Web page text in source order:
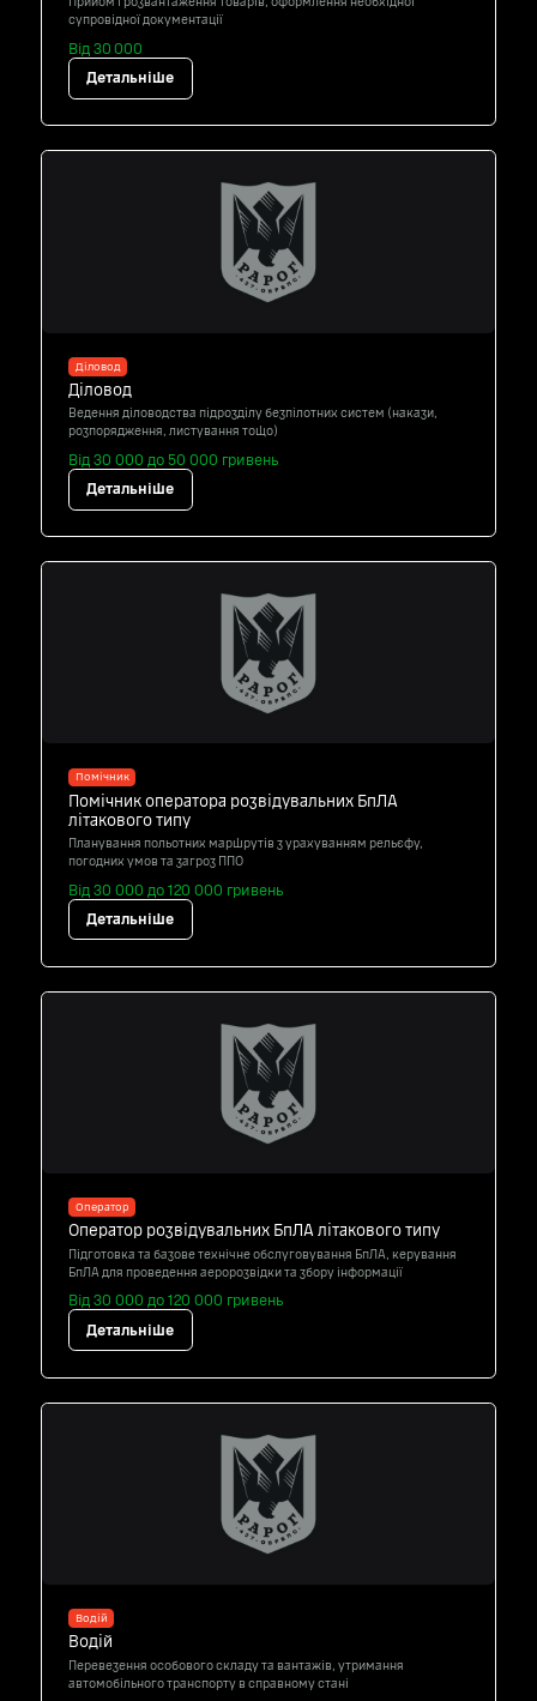
супровідної документації
Від 30 000
Детальніше
Діловод
Діловод
Ведення діловодства підрозділу безпілотних систем (накази,
розпорядження, листування тощо)
Від 30 000 до 50 000 гривень
Детальніше
Помічник
Помічник оператора розвідувальних БпЛА
літакового типу
Планування польотних маршрутів з урахуванням рельєфу,
погодних умов та загроз ППО
Від 30 000 до 120 000 гривень
Детальніше
Оператор
Оператор розвідувальних БпЛА літакового типу
Підготовка та базове технічне обслуговування БпЛА, керування
БпЛА для проведення аеророзвідки та збору інформації
Від 30 000 до 120 000 гривень
Детальніше
Водій
Водій
Перевезення особового складу та вантажів, утримання
автомобільного транспорту в справному стані